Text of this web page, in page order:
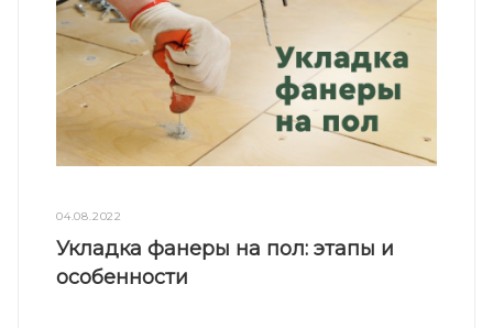
04.08.2022
Укладка фанеры на пол: этапы и
особенности